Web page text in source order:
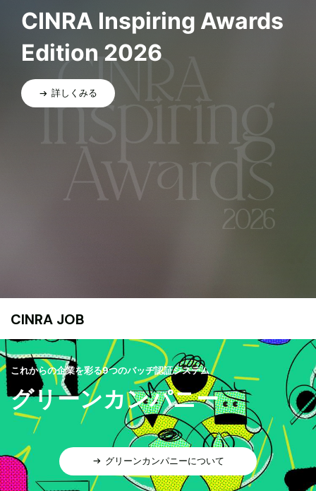
CINRA Inspiring Awards
Edition 2026
詳しくみる
CINRA JOB
これからの企業を彩る9つのバッヂ認証システム
グリーンカンパニー
グリーンカンパニーについて